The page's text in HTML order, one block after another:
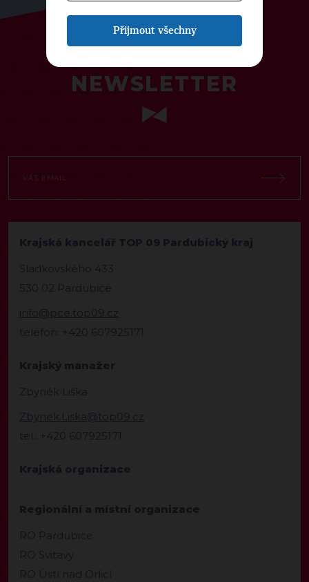
NEWSLETTER
Krajská kancelář TOP 09 Pardubický kraj
Sladkovského 433
530 02 Pardubice
info@pce.top09.cz
telefon: +420 607925171
Krajský manažer
Zbyněk Liška
Zbynek.Liska@top09.cz
tel.: +420 607925171
Krajská organizace
Regionální a místní organizace
RO Pardubice
RO Svitavy
RO Ústí nad Orlicí
Přijmout všechny